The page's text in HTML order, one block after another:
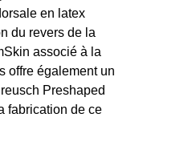
en latex
du revers de la
associé à la
offre également un
Preshaped
fabrication de ce